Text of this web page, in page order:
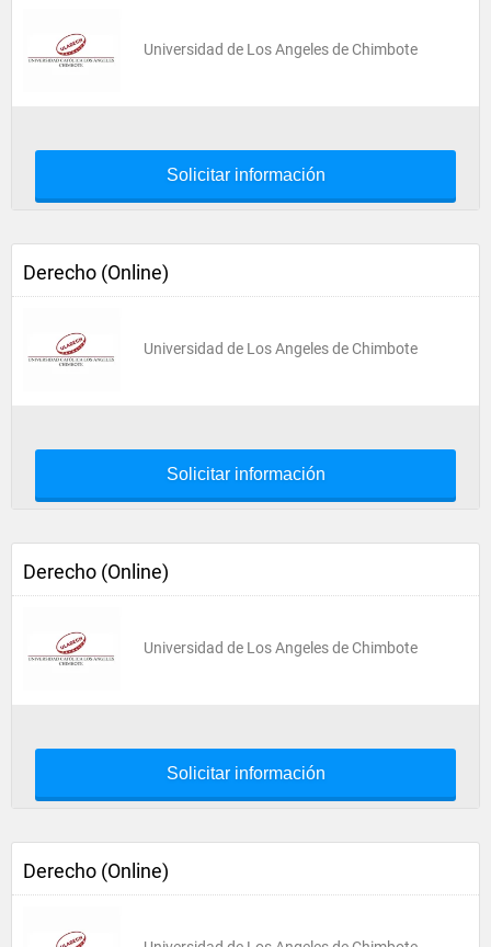
Universidad de Los Angeles de Chimbote
Solicitar información
Derecho (Online)
Universidad de Los Angeles de Chimbote
Solicitar información
Derecho (Online)
Universidad de Los Angeles de Chimbote
Solicitar información
Derecho (Online)